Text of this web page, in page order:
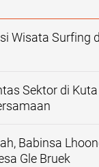
Wisata Surfing
Sektor di
Babinsa
Gle Bruek